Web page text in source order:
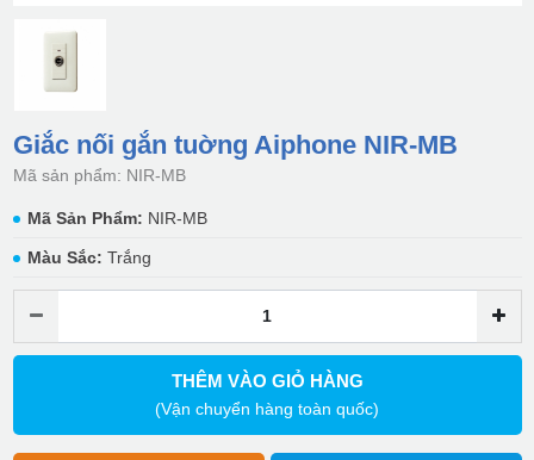
Giắc nối gắn tuờng Aiphone NIR-MB
Mã sản phẩm: NIR-MB
Mã Sản Phẩm: NIR-MB
Màu Sắc: Trắng
THÊM VÀO GIỎ HÀNG
(Vận chuyển hàng toàn quốc)